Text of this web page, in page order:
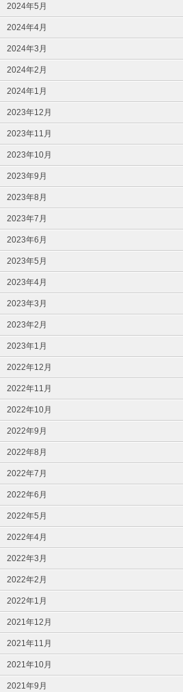
2024年5月
2024年4月
2024年3月
2024年2月
2024年1月
2023年12月
2023年11月
2023年10月
2023年9月
2023年8月
2023年7月
2023年6月
2023年5月
2023年4月
2023年3月
2023年2月
2023年1月
2022年12月
2022年11月
2022年10月
2022年9月
2022年8月
2022年7月
2022年6月
2022年5月
2022年4月
2022年3月
2022年2月
2022年1月
2021年12月
2021年11月
2021年10月
2021年9月